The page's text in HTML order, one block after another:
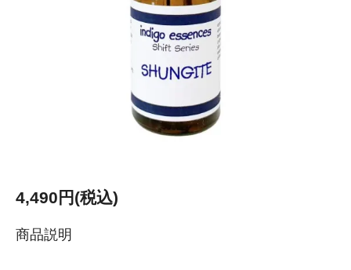
4,490円(税込)
商品説明